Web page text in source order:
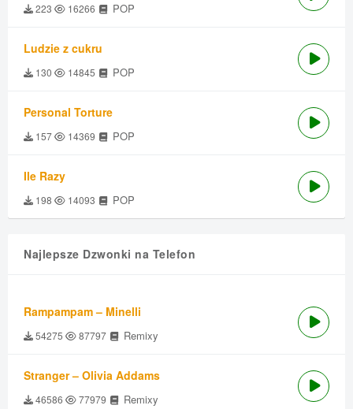
223 16266 POP
Ludzie z cukru
130 14845 POP
Personal Torture
157 14369 POP
Ile Razy
198 14093 POP
Najlepsze Dzwonki na Telefon
Rampampam – Minelli
54275 87797 Remixy
Stranger – Olivia Addams
46586 77979 Remixy